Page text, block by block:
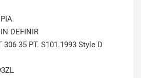
DEFINIR
306 35 PT. S101.1993 Style D